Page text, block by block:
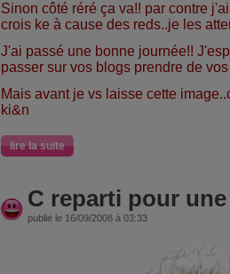
Sinon côté réré ça va!! par contre
crois ke à cause des reds..je les
J'ai passé une bonne journée!!
passer sur vos blogs prendre de
Mais avant je vs laisse cette
ki&n
lire la suite
C reparti pour
publié le 16/09/2008 à 03:33